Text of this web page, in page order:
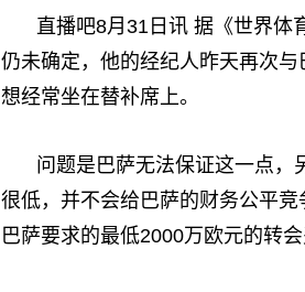
直播吧8月31日讯 据《世界体
仍未确定，他的经纪人昨天再次
想经常坐在替补席上。
问题是巴萨无法保证这一点，
很低，并不会给巴萨的财务公平
巴萨要求的最低2000万欧元的转会